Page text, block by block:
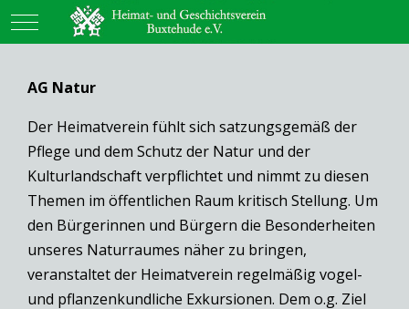
Mobile Menu Toggle
AG Natur
Der Heimatverein fühlt sich satzungsgemäß der
Pflege und dem Schutz der Natur und der
Kulturlandschaft verpflichtet und nimmt zu diesen
Themen im öffentlichen Raum kritisch Stellung. Um
den Bürgerinnen und Bürgern die Besonderheiten
unseres Naturraumes näher zu bringen,
veranstaltet der Heimatverein regelmäßig vogel-
und pflanzenkundliche Exkursionen. Dem o.g. Ziel